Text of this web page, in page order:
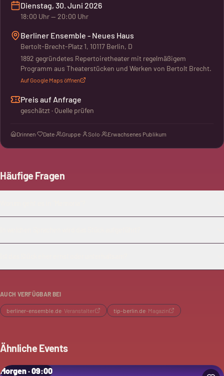
Dienstag, 30. Juni 2026
18:00 Uhr— 20:00 Uhr
Berliner Ensemble - Neues Haus
Bertolt-Brecht-Platz 1, 10117 Berlin, D
1892 gegründetes Repertoiretheater mit regelmäßigem
Programm aus Theaterstücken und Werken von Bertolt Brecht.
Auf Google Maps öffnen
Preis auf Anfrage
geschätzt · Quelle prüfen
Drinnen· Date· Gruppe· Solo· Erwachsenes Publikum
Häufige Fragen
AUCH VERFÜGBAR BEI
berliner-ensemble.de· Veranstalter tip-berlin.de· Magazin
Ähnliche Events
Morgen · 09:00